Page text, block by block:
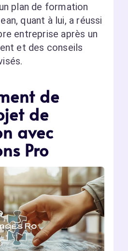
plan de formation
quant à lui, a réussi
entreprise après un
et des conseils
de
de
avec
Pro